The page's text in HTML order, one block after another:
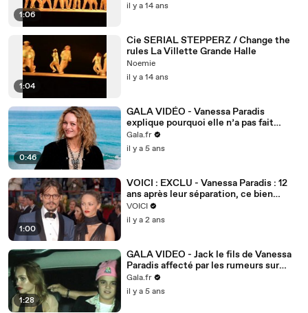
1:06
il y a 14 ans
1:04
Cie SERIAL STEPPERZ / Change the
rules La Villette Grande Halle
Noemie
il y a 14 ans
0:46
GALA VIDÉO - Vanessa Paradis
explique pourquoi elle n’a pas fait
carrière à Hollywood, malgré 14 années
de vie avec Johnny Depp
Gala.fr
il y a 5 ans
1:00
VOICI : EXCLU - Vanessa Paradis : 12
ans après leur séparation, ce bien
acheté avec Johnny Depp lui pose
problème
VOICI
il y a 2 ans
1:28
GALA VIDEO - Jack le fils de Vanessa
Paradis affecté par les rumeurs sur
Johnny Depp
Gala.fr
il y a 5 ans